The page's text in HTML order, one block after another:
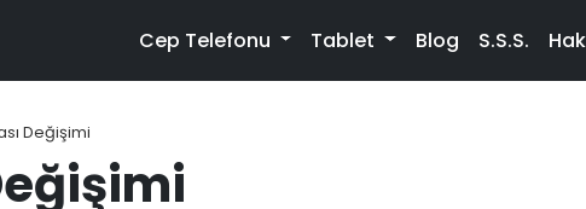
Cep Telefonu Tablet Blog S.S.S.
Değişimi